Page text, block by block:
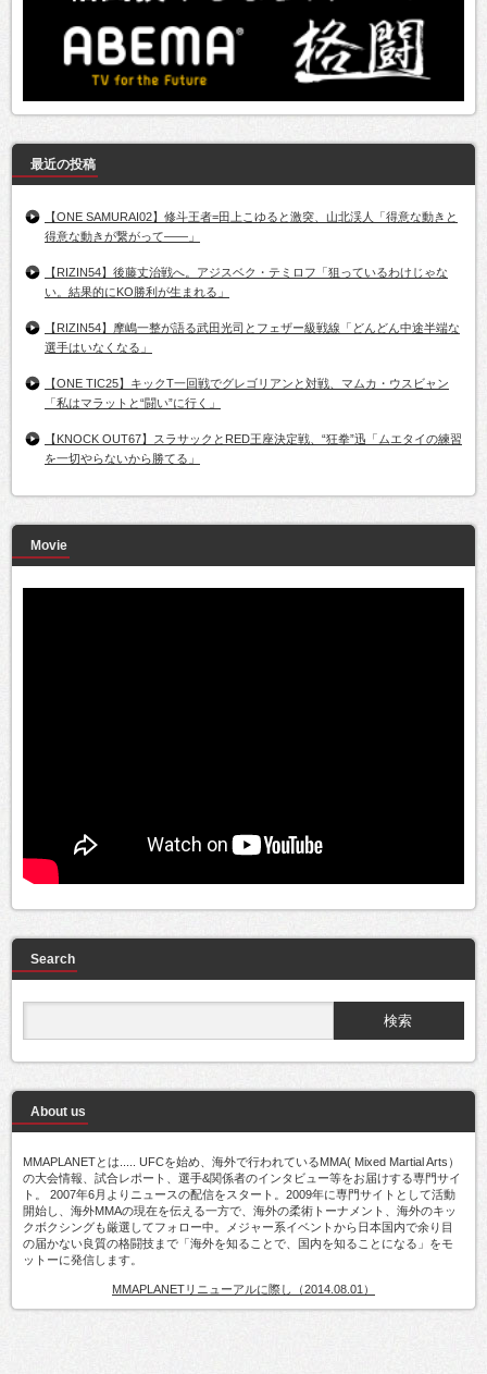
最近の投稿
【ONE SAMURAI02】修斗王者=田上こゆると激突、山北渓人「得意な動きと
得意な動きが繋がって――」
【RIZIN54】後藤丈治戦へ。アジスベク・テミロフ「狙っているわけじゃな
い。結果的にKO勝利が生まれる」
【RIZIN54】摩嶋一整が語る武田光司とフェザー級戦線「どんどん中途半端な
選手はいなくなる」
【ONE TIC25】キックT一回戦でグレゴリアンと対戦、マムカ・ウスビャン
「私はマラットと“闘い”に行く」
【KNOCK OUT67】スラサックとRED王座決定戦、“狂拳”迅「ムエタイの練習
を一切やらないから勝てる」
Movie
Search
About us
MMAPLANETとは..... UFCを始め、海外で行われているMMA( Mixed Martial Arts）
の大会情報、試合レポート、選手&関係者のインタビュー等をお届けする専門サイ
ト。 2007年6月よりニュースの配信をスタート。2009年に専門サイトとして活動
開始し、海外MMAの現在を伝える一方で、海外の柔術トーナメント、海外のキッ
クボクシングも厳選してフォロー中。メジャー系イベントから日本国内で余り目
の届かない良質の格闘技まで「海外を知ることで、国内を知ることになる」をモ
ットーに発信します。
MMAPLANETリニューアルに際し（2014.08.01）